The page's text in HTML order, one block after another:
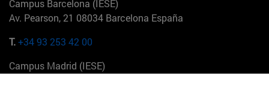
Campus Barcelona (IESE)
Av. Pearson, 21 08034 Barcelona España
T.+34 93 253 42 00
Campus Madrid (IESE)